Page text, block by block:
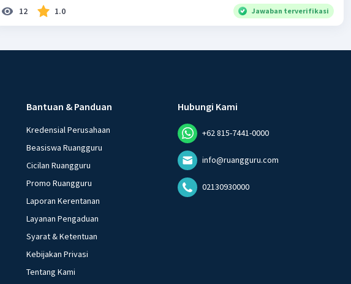
12 1.0 Jawaban terverifikasi
Bantuan & Panduan
Kredensial Perusahaan
Beasiswa Ruangguru
Cicilan Ruangguru
Promo Ruangguru
Laporan Kerentanan
Layanan Pengaduan
Syarat & Ketentuan
Kebijakan Privasi
Tentang Kami
Hubungi Kami
+62 815-7441-0000
info@ruangguru.com
02130930000